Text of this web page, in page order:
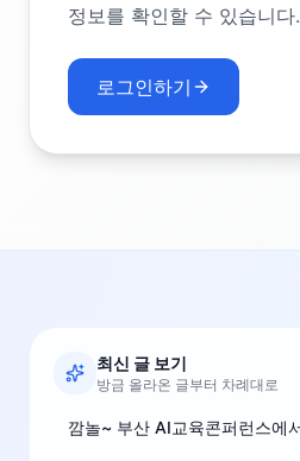
정보를 확인할 수 있습니다.
로그인하기
최신 글 보기
방금 올라온 글부터 차례대로